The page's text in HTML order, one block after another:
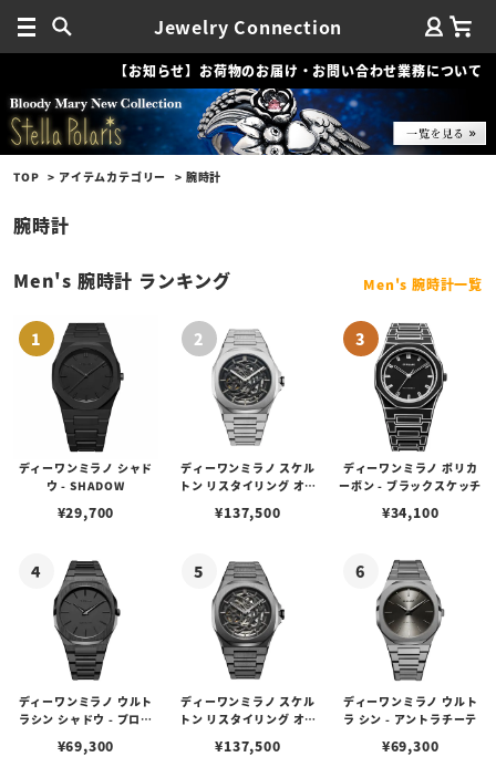
Jewelry Connection
【お知らせ】お荷物のお届け・お問い合わせ業務について
TOP アイテムカテゴリー 腕時計
腕時計
Men's 腕時計 ランキング Men's 腕時計一覧
ディーワンミラノ シャド
ウ - SHADOW
¥29,700
ディーワンミラノ スケル
トン リスタイリング オー
¥137,500
ディーワンミラノ ポリカ
ーボン - ブラックスケッチ
¥34,100
ディーワンミラノ ウルト
ラシン シャドウ - プロジ
¥69,300
ディーワンミラノ スケル
トン リスタイリング オー
¥137,500
ディーワンミラノ ウルト
ラ シン - アントラチーテ
¥69,300